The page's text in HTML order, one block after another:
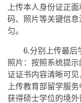
上传本人身份证正
码、照片等关键信
匀。
6.分别上传最后
照片：按照系统提
证证书内容清晰可
上传教育部留学服
获得硕士学位的境